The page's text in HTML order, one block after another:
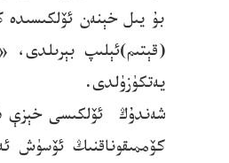
يەتكۈزۈلدى.
كۆممىقوناقنىڭ ئۆسۈش